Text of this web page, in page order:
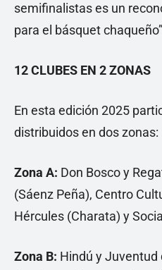
semifinalistas es un
para el básquet
12 CLUBES EN 2 ZONAS
En esta edición 2025
distribuidos en dos zonas:
Zona A: Don Bosco y
(Sáenz Peña), Centro
Hércules (Charata) y
Zona B: Hindú y Juventud